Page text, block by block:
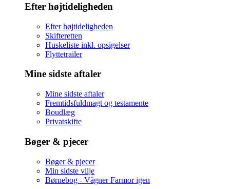
Efter højtideligheden
Efter højtideligheden
Skifteretten
Huskeliste inkl. opsigelser
Flyttetrailer
Mine sidste aftaler
Mine sidste aftaler
Fremtidsfuldmagt og testamente
Boudlæg
Privatskifte
Bøger & pjecer
Bøger & pjecer
Min sidste vilje
Børnebog - Vågner Farmor igen